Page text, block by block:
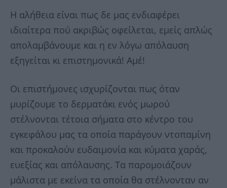
Η αλήθεια είναι πως δε μας ενδιαφέρει
ιδιαίτερα πού ακριβώς οφείλεται, εμείς απλώς
απολαμβάνουμε και η εν λόγω απόλαυση
εξηγείται κι επιστημονικά! Αμέ!
Οι επιστήμονες ισχυρίζονται πως όταν
μυρίζουμε το δερματάκι ενός μωρού
στέλνονται τέτοια σήματα στο κέντρο του
εγκεφάλου μας τα οποία παράγουν ντοπαμίνη
και προκαλούν ευδαιμονία και κύματα χαράς,
ευεξίας και απόλαυσης. Τα παρομοιάζουν
μάλιστα με εκείνα τα οποία θα στέλνονταν αν